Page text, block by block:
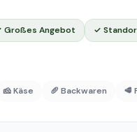
Großes Angebot ✓
🧀 Käse 🥖 Backwaren 🥩